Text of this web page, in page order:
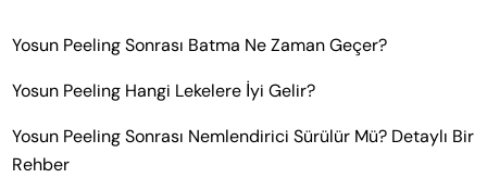
Yosun Peeling Sonrası Batma Ne Zaman Geçer?
Yosun Peeling Hangi Lekelere İyi Gelir?
Yosun Peeling Sonrası Nemlendirici Sürülür Mü? Detaylı Bir
Rehber